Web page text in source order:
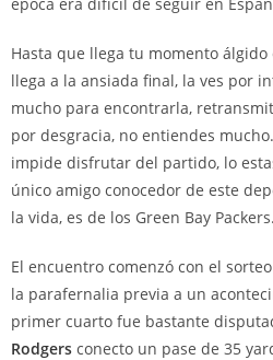
Hasta que llega tu momento
llega a la ansiada final, la ves por
mucho para encontrarla,
por desgracia, no entiendes
impide disfrutar del partido, lo
único amigo conocedor de este
la vida, es de los Green Bay Packers.
El encuentro comenzó con el
la parafernalia previa a un
primer cuarto fue bastante
Rodgers conecto un pase de 35